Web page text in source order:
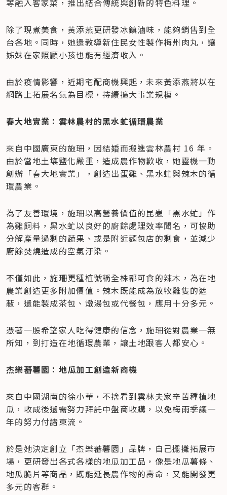
等融入客家菜，推出結合傳統與創新的特色料理。
除了現煮美食，黃添燕更研發冰鎮滷味，能夠銷售到全
台各地。同時，她還教導新住民女性製作梅州肉丸，讓
姊妹在家照顧小孩也能有經濟收入。
由於疫情影響，近期宅配商機興起，未來黃添燕將以在
網路上拓展名氣為目標，持續擴大事業規模。
春大地實業：雲林農村的黑水虻循環農業
來自中國廣東的施珊，因結婚而搬進雲林農村 16 年。
由於當地土壤鹽化嚴重，造成農作物歉收，她靈機一動
創辦「春大地實業」，創造出蛋雞、黑水虻與辣木的循
環農業。
為了友善環境，施珊以高營養價值的昆蟲「黑水虻」作
為雞飼料，黑水虻以良好的廚餘處理效率聞名，可協助
分解產量過剩的蔬果、或是附近麵包店的剩食，並減少
廚餘焚燒造成的空氣汙染。
不僅如此，施珊更種植號稱全株都可食的辣木，為在地
農業創造更多附加價值。辣木既能成為放牧雞隻的遮
蔽，還能製成茶包、燉湯包或代餐包，應用十分多元。
憑著一股希望家人吃得健康的信念，施珊從對農業一無
所知，到打造在地循環農業，讓土地跟客人都安心。
杰樂蕃薯園：地瓜加工創造新商機
來自中國湖南的徐小華，不捨看到雲林夫家辛苦種植地
瓜，收成後還需努力拜託中盤商收購，以免梅雨季讓一
年的努力付諸東流。
於是她決定創立「杰樂蕃薯園」品牌，自己擺攤拓展市
場，更研發出各式各樣的地瓜加工品，像是地瓜薯條、
地瓜脆片等商品，既能延長農作物的壽命，又能開發更
多元的客群。